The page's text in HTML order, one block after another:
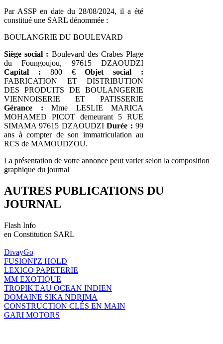
Par ASSP en date du 28/08/2024, il a été
constitué une SARL dénommée :
BOULANGRIE DU BOULEVARD
Siège social : Boulevard des Crabes Plage
du Foungoujou, 97615 DZAOUDZI
Capital : 800 €Objet social :
FABRICATION ET DISTRIBUTION
DES PRODUITS DE BOULANGERIE
VIENNOISERIE ET PATISSERIE
Gérance : Mme LESLIE MARICA
MOHAMED PICOT demeurant 5 RUE
SIMAMA 97615 DZAOUDZIDurée : 99
ans à compter de son immatriculation au
RCS de MAMOUDZOU.
La présentation de votre annonce peut varier selon la composition
graphique du journal
AUTRES PUBLICATIONS DU
JOURNAL
Flash Info
en Constitution SARL
DivayGo
FUSIONI'Z HOLD
LEXICO PAPETERIE
MM EXOTIQUE
TROPIK'EAU OCEAN INDIEN
DOMAINE SIKA NDRIMA
CONSTRUCTION CLÉS EN MAIN
GARI MOTORS